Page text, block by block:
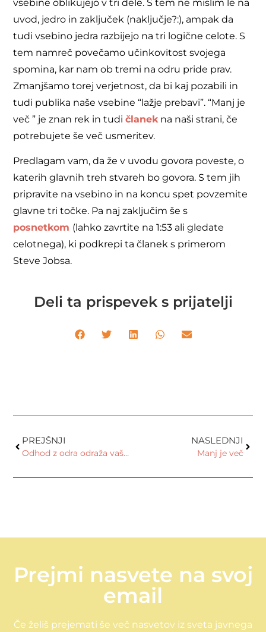
vsebine oblikujejo v tri dele. S tem ne mislim le na
uvod, jedro in zaključek (naključje?:), ampak da
tudi vsebino jedra razbijejo na tri logične celote. S
tem namreč povečamo učinkovitost svojega
spomina, kar nam ob tremi na odru pride prav.
Zmanjšamo torej verjetnost, da bi kaj pozabili in
tudi publika naše vsebine “lažje prebavi”. “Manj je
več ” je znan rek in tudičlanekna naši strani, če
potrebujete še več usmeritev.
Predlagam vam, da že v uvodu govora poveste, o
katerih glavnih treh stvareh bo govora. S tem jih
pripravite na vsebino in na koncu spet povzemite
glavne tri točke. Pa naj zaključim še s
posnetkom (lahko zavrtite na 1:53 ali gledate
celotnega), ki podkrepi ta članek s primerom
Steve Jobsa.
Deli ta prispevek s prijatelji
PREJŠNJI
Odhod z odra odraža vašo samozavest
NASLEDNJI
Manj je več
Prejmi nasvete na svoj
email
Če želiš prejemati še več nasvetov iz sveta javnega